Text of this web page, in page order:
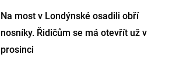
Na most v Londýnské osadili obří
nosníky. Řidičům se má otevřít už v
prosinci